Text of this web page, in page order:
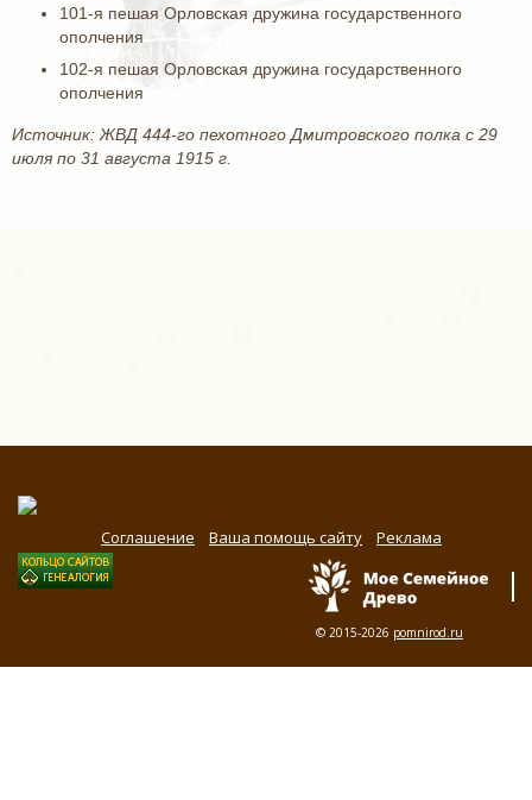
101-я пешая Орловская дружина государственного
ополчения
102-я пешая Орловская дружина государственного
ополчения
Источник: ЖВД 444-го пехотного Дмитровского полка с 29
июля по 31 августа 1915 г.
Соглашение Ваша помощь сайту Реклама
© 2015-2026 pomnirod.ru